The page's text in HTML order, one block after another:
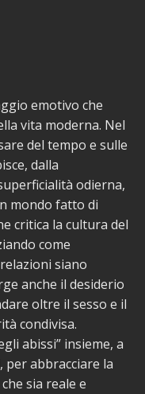
emotivo che
vita moderna. Nel
del tempo e sulle
dalla
odierna,
mondo fatto di
critica la cultura del
come
siano
anche il desiderio
oltre il sesso e il
condivisa.
abissi” insieme, a
per abbracciare la
sia reale e